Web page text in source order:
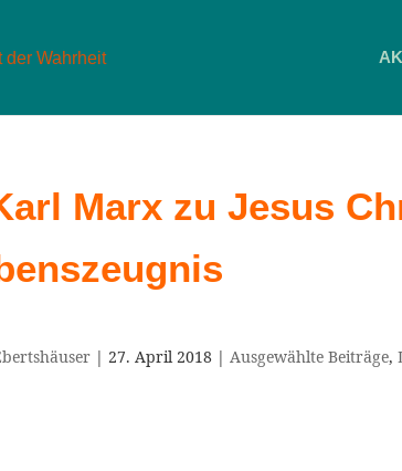
Marx zu Jesus
|27. April 2018 |Ausgewählte Beiträge,